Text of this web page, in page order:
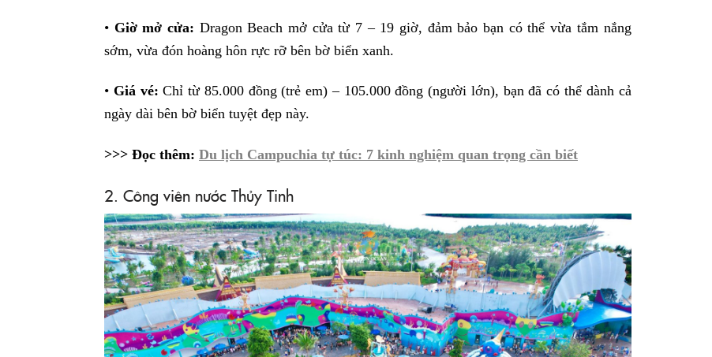
• Giờ mở cửa: Dragon Beach mở cửa từ 7 – 19 giờ, đảm bảo bạn có thể vừa tắm nắng
sớm, vừa đón hoàng hôn rực rỡ bên bờ biển xanh.
• Giá vé: Chỉ từ 85.000 đồng (trẻ em) – 105.000 đồng (người lớn), bạn đã có thể dành cả
ngày dài bên bờ biển tuyệt đẹp này.
>>> Đọc thêm: Du lịch Campuchia tự túc: 7 kinh nghiệm quan trọng cần biết
2. Công viên nước Thủy Tinh